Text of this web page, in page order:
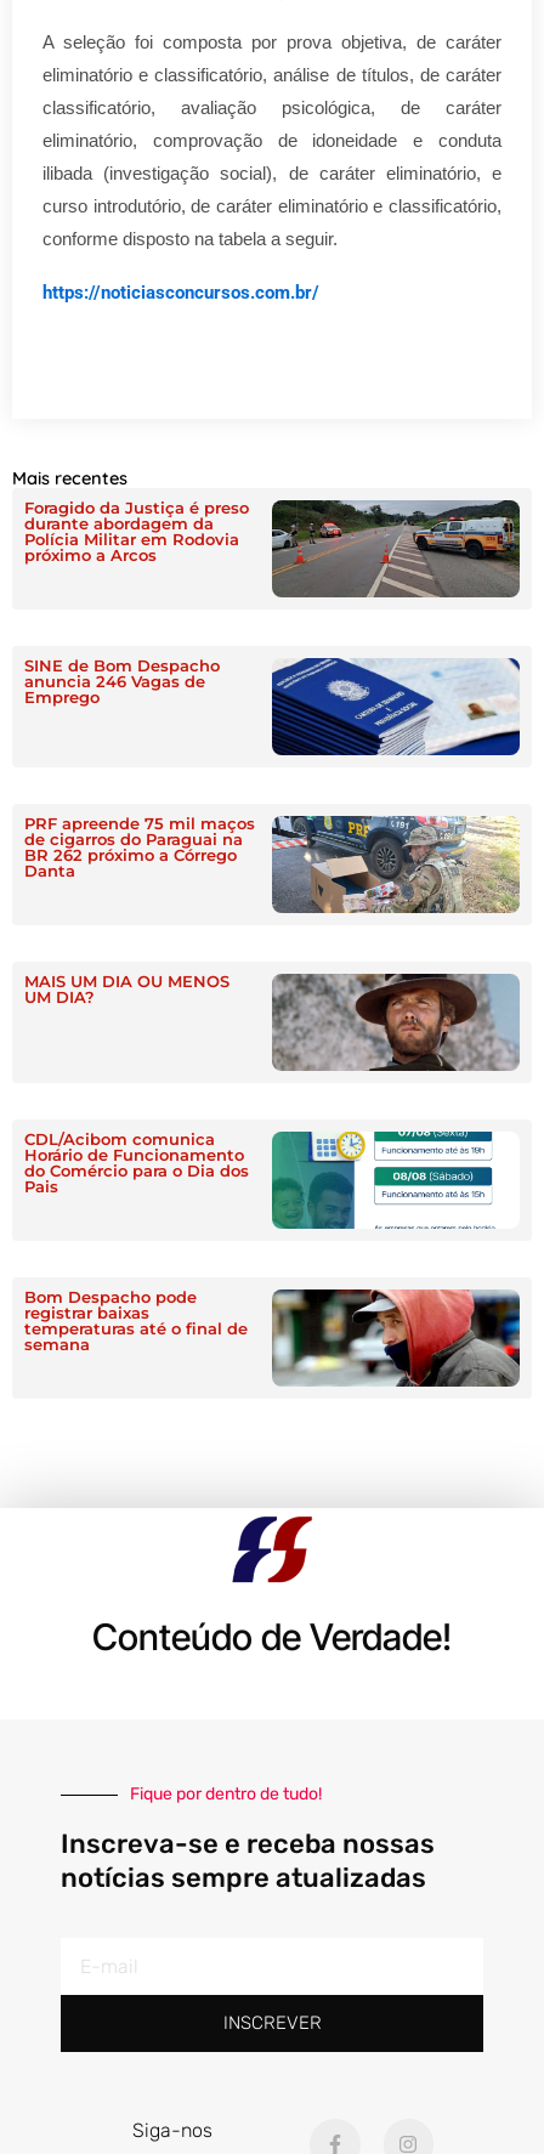
A seleção foi composta por prova objetiva, de caráter
eliminatório e classificatório, análise de títulos, de caráter
classificatório, avaliação psicológica, de caráter
eliminatório, comprovação de idoneidade e conduta
ilibada (investigação social), de caráter eliminatório, e
curso introdutório, de caráter eliminatório e classificatório,
conforme disposto na tabela a seguir.
https://noticiasconcursos.com.br/
Mais recentes
Foragido da Justiça é preso
durante abordagem da
Polícia Militar em Rodovia
próximo a Arcos
SINE de Bom Despacho
anuncia 246 Vagas de
Emprego
PRF apreende 75 mil maços
de cigarros do Paraguai na
BR 262 próximo a Córrego
Danta
MAIS UM DIA OU MENOS
UM DIA?
CDL/Acibom comunica
Horário de Funcionamento
do Comércio para o Dia dos
Pais
Bom Despacho pode
registrar baixas
temperaturas até o final de
semana
Conteúdo de Verdade!
Fique por dentro de tudo!
Inscreva-se e receba nossas
notícias sempre atualizadas
mail
INSCREVER
Siga-nos
a
n